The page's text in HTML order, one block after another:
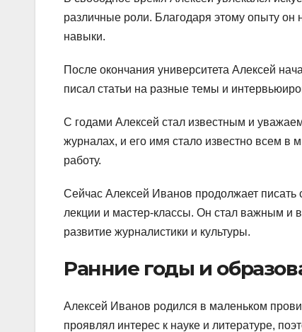
различные роли. Благодаря этому опыту он
навыки.
После окончания университета Алексей
писал статьи на разные темы и
С годами Алексей стал известным и
журналах, и его имя стало известно всем в
работу.
Сейчас Алексей Иванов продолжает писать
лекции и мастер-классы. Он стал важным и
развитие журналистики и культуры.
Ранние годы и
Алексей Иванов родился в маленьком
проявлял интерес к науке и литературе,